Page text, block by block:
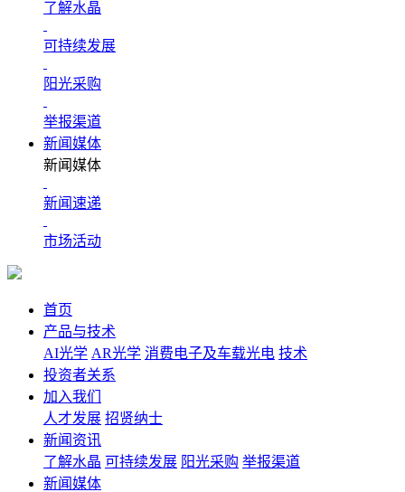
了解水晶
可持续发展
阳光采购
举报渠道
新闻媒体
新闻媒体
新闻速递
市场活动
首页
产品与技术
AI光学 AR光学 消费电子及车载光电 技术
投资者关系
加入我们
人才发展 招贤纳士
新闻资讯
了解水晶 可持续发展 阳光采购 举报渠道
新闻媒体